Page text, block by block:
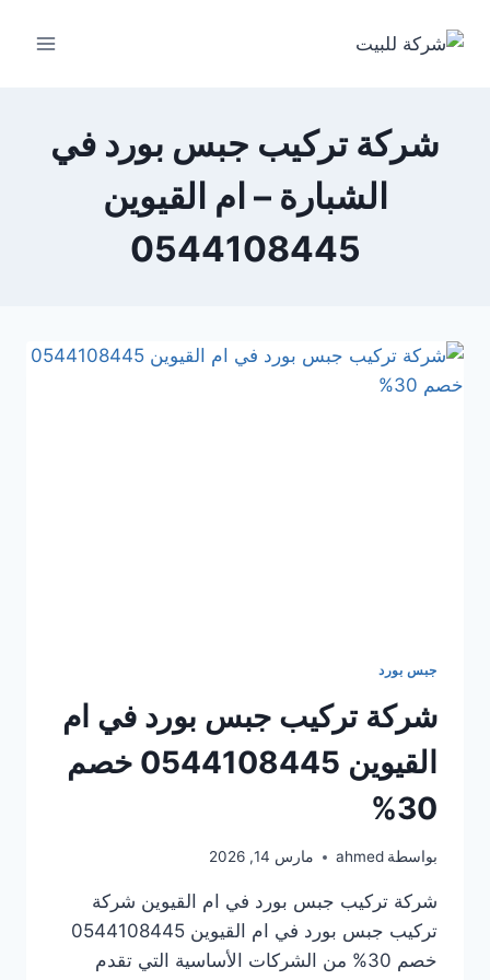
شركة تركيب جبس بورد في
الشبارة – ام القيوين
0544108445
جبس بورد
شركة تركيب جبس بورد في ام
القيوين 0544108445 خصم
30%
بواسطة ahmed مارس 14, 2026
شركة تركيب جبس بورد في ام القيوين شركة
تركيب جبس بورد في ام القيوين 0544108445
خصم 30% من الشركات الأساسية التي تقدم